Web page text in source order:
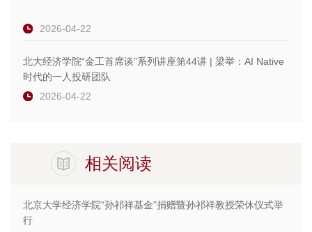
2026-04-22
北大经济学院“金工首席谈”系列讲座第44讲 | 梁举：AI Native
时代的一人投研团队
2026-04-22
相关阅读
北京大学经济学院“孙祁祥基金”捐赠暨孙祁祥教授荣休仪式举
行